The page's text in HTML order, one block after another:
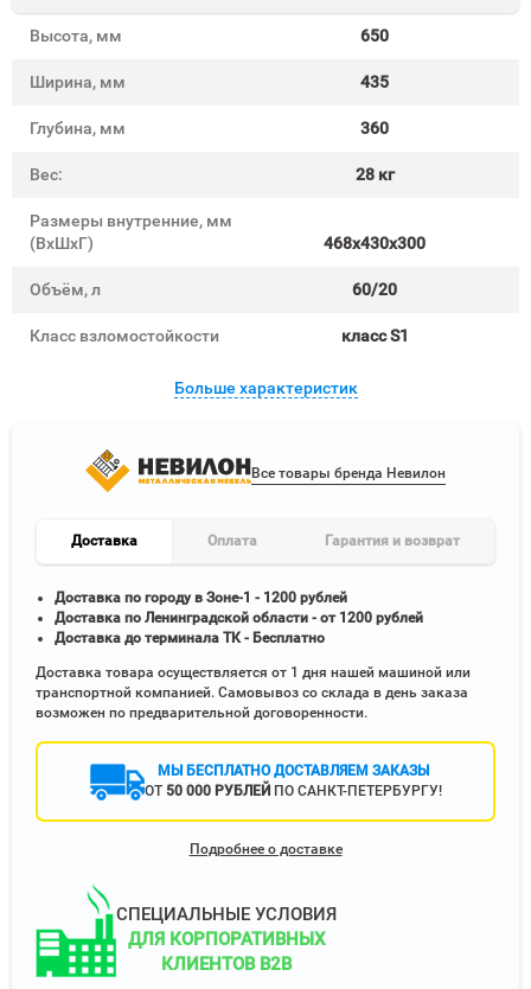
Высота, мм 650
Ширина, мм 435
Глубина, мм 360
Вес: 28 кг
Размеры внутренние, мм
(ВхШхГ)
468x430x300
Объём, л 60/20
Класс взломостойкости класс S1
Больше характеристик
Все товары бренда Невилон
Доставка Оплата Гарантия и возврат
Доставка по городу в Зоне-1 - 1200 рублей
Доставка по Ленинградской области - от 1200 рублей
Доставка до терминала ТК - Бесплатно
Доставка товара осуществляется от 1 дня нашей машиной или
транспортной компанией. Самовывоз со склада в день заказа
возможен по предварительной договоренности.
МЫ БЕСПЛАТНО ДОСТАВЛЯЕМ ЗАКАЗЫ
ОТ 50 000 РУБЛЕЙ ПО САНКТ-ПЕТЕРБУРГУ!
Подробнее о доставке
СПЕЦИАЛЬНЫЕ УСЛОВИЯ
ДЛЯ КОРПОРАТИВНЫХ
КЛИЕНТОВ B2B